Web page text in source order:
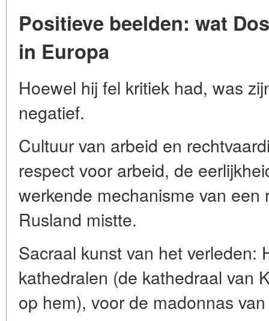
Positieve beelden: wat
in Europa
Hoewel hij fel kritiek had, was
negatief.
Cultuur van arbeid en
respect voor arbeid, de
werkende mechanisme van een
Rusland mistte.
Sacraal kunst van het verleden:
kathedralen (de kathedraal van
op hem), voor de madonnas